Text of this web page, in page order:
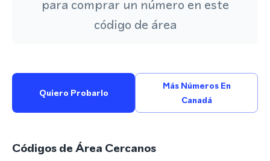
para comprar un número en este
código de área
Quiero Probarlo
Más Números En
Canadá
Códigos de Área Cercanos